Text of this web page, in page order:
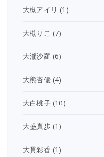
大槻アイリ (1)
大槻りこ (7)
大瀧沙羅 (6)
大熊杏優(4)
大白桃子(10)
大盛真歩(1)
大貫彩香 (1)